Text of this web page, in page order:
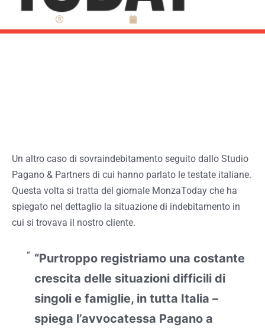
Un altro caso di sovraindebitamento seguito dallo Studio
Pagano & Partners di cui hanno parlato le testate italiane.
Questa volta si tratta del giornale MonzaToday che ha
spiegato nel dettaglio la situazione di indebitamento in
cui si trovava il nostro cliente.
“Purtroppo registriamo una costante
crescita delle situazioni difficili di
singoli e famiglie, in tutta Italia –
spiega l’avvocatessa Pagano a